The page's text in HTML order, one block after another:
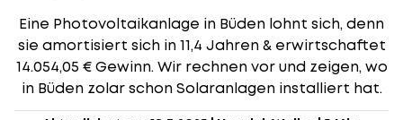
Eine Photovoltaikanlage in Büden lohnt sich, denn
sie amortisiert sich in 11,4 Jahren & erwirtschaftet
14.054,05 € Gewinn. Wir rechnen vor und zeigen, wo
in Büden zolar schon Solaranlagen installiert hat.